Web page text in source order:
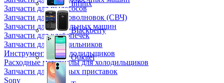
Запчасти для пылесосов
Запчасти для микроволновок (СВЧ)
Запчасти для стиральных машин
Запчасти для хлебопечек
Запчасти для холодильников
Инструмент для холодильщиков
Расходные материалы для холодильщиков
Запчасти для игровых приставок
Sony
Infinix
Blackberry
Oukitel